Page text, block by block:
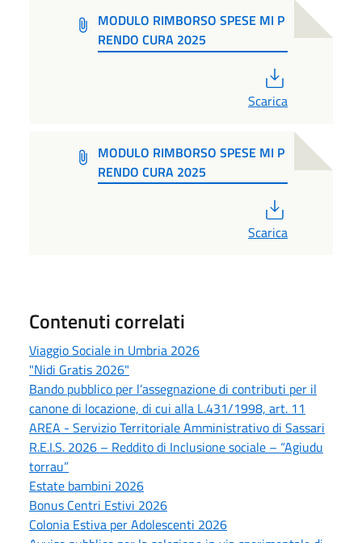
MODULO RIMBORSO SPESE MI P
RENDO CURA 2025
Scarica
MODULO RIMBORSO SPESE MI P
RENDO CURA 2025
Scarica
Contenuti correlati
Viaggio Sociale in Umbria 2026
"Nidi Gratis 2026"
Bando pubblico per l’assegnazione di contributi per il
canone di locazione, di cui alla L.431/1998, art. 11
AREA - Servizio Territoriale Amministrativo di Sassari
R.E.I.S. 2026 – Reddito di Inclusione sociale – “Agiudu
torrau”
Estate bambini 2026
Bonus Centri Estivi 2026
Colonia Estiva per Adolescenti 2026